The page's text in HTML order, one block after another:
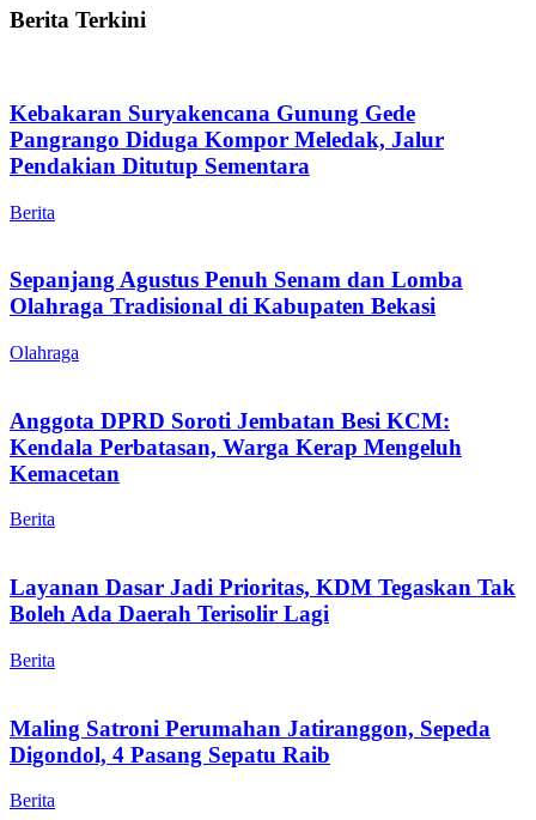
Berita Terkini
Kebakaran Suryakencana Gunung Gede
Pangrango Diduga Kompor Meledak, Jalur
Pendakian Ditutup Sementara
Berita
Sepanjang Agustus Penuh Senam dan Lomba
Olahraga Tradisional di Kabupaten Bekasi
Olahraga
Anggota DPRD Soroti Jembatan Besi KCM:
Kendala Perbatasan, Warga Kerap Mengeluh
Kemacetan
Berita
Layanan Dasar Jadi Prioritas, KDM Tegaskan Tak
Boleh Ada Daerah Terisolir Lagi
Berita
Maling Satroni Perumahan Jatiranggon, Sepeda
Digondol, 4 Pasang Sepatu Raib
Berita